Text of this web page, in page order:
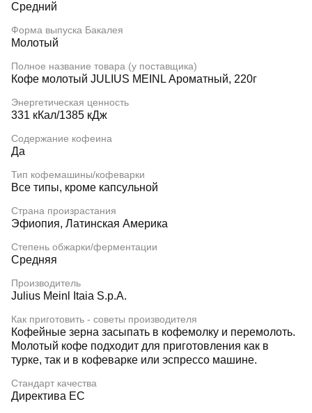
Средний
Форма выпуска Бакалея
Молотый
Полное название товара (у поставщика)
Кофе молотый JULIUS MEINL Ароматный, 220г
Энергетическая ценность
331 кКал/1385 кДж
Содержание кофеина
Да
Тип кофемашины/кофеварки
Все типы, кроме капсульной
Страна произрастания
Эфиопия, Латинская Америка
Степень обжарки/ферментации
Средняя
Производитель
Julius Meinl Itaia S.p.A.
Как приготовить - советы производителя
Кофейные зерна засыпать в кофемолку и перемолоть.
Молотый кофе подходит для приготовления как в
турке, так и в кофеварке или эспрессо машине.
Стандарт качества
Директива ЕС